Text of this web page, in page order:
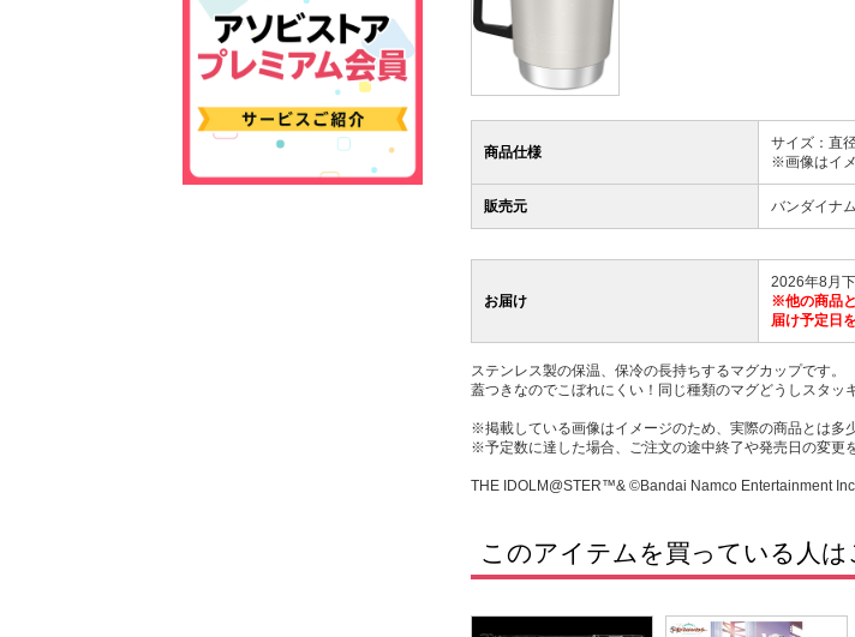
商品仕様
サイズ：直
※画像はイ
販売元 バンダイナ
お届け
2026年8月
※他の商品
届け予定日
ステンレス製の保温、保冷の長持ちするマグカップです。
蓋つきなのでこぼれにくい！同じ種類のマグどうしスタ
※掲載している画像はイメージのため、実際の商品とは多
※予定数に達した場合、ご注文の途中終了や発売日の変更
THE IDOLM@STER™& ©Bandai Namco Entertainment Inc.
このアイテムを買っている人